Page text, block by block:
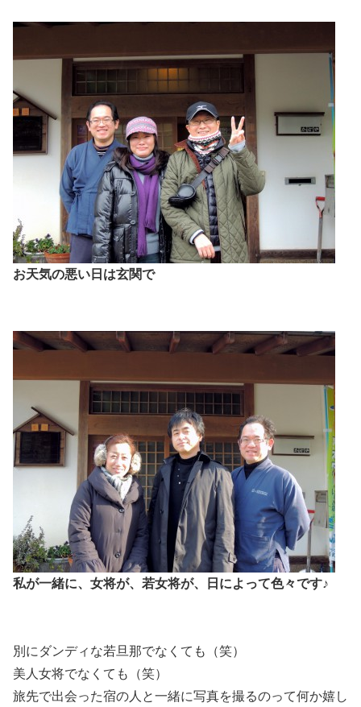
お天気の悪い日は玄関で
私が一緒に、女将が、若女将が、日によって色々です♪
別にダンディな若旦那でなくても（笑）
美人女将でなくても（笑）
旅先で出会った宿の人と一緒に写真を撮るのって何か嬉し